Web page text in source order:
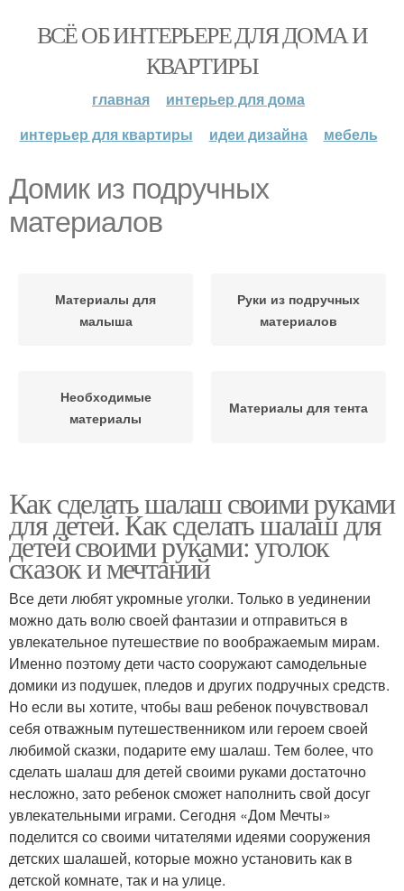
ВСЁ ОБ ИНТЕРЬЕРЕ ДЛЯ ДОМА И
КВАРТИРЫ
главная
интерьер для дома
интерьер для квартиры
идеи дизайна мебель
Домик из подручных
материалов
Материалы для
малыша
Руки из подручных
материалов
Необходимые
материалы
Материалы для тента
Как сделать шалаш своими руками
для детей. Как сделать шалаш для
детей своими руками: уголок
сказок и мечтаний
Все дети любят укромные уголки. Только в уединении
можно дать волю своей фантазии и отправиться в
увлекательное путешествие по воображаемым мирам.
Именно поэтому дети часто сооружают самодельные
домики из подушек, пледов и других подручных средств.
Но если вы хотите, чтобы ваш ребенок почувствовал
себя отважным путешественником или героем своей
любимой сказки, подарите ему шалаш. Тем более, что
сделать шалаш для детей своими руками достаточно
несложно, зато ребенок сможет наполнить свой досуг
увлекательными играми. Сегодня «Дом Мечты»
поделится со своими читателями идеями сооружения
детских шалашей, которые можно установить как в
детской комнате, так и на улице.